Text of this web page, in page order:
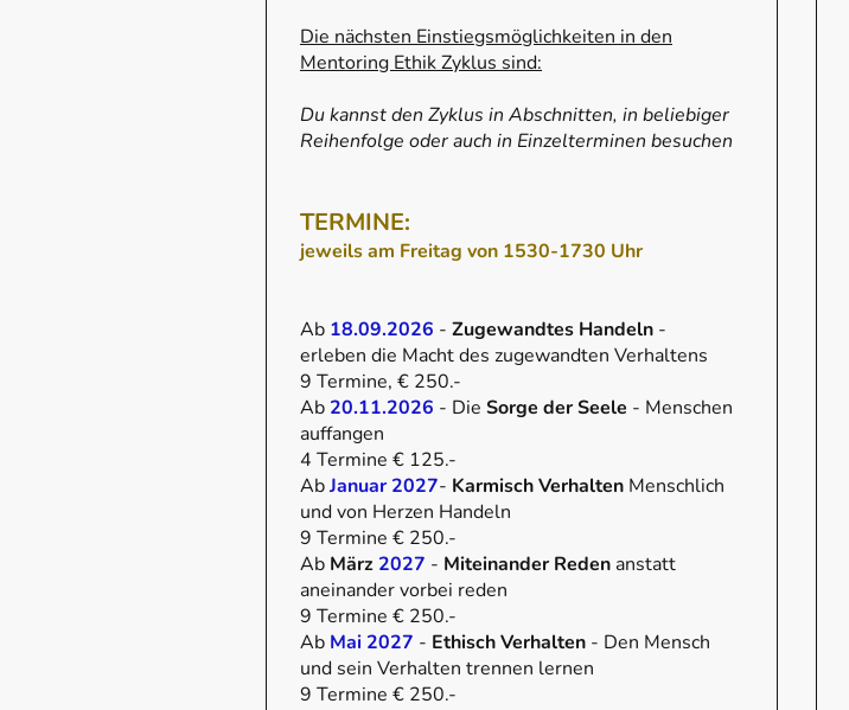
Die nächsten Einstiegsmöglichkeiten in den
Mentoring Ethik Zyklus sind:
Du kannst den Zyklus in Abschnitten, in beliebiger
Reihenfolge oder auch in Einzelterminen besuchen
TERMINE:
jeweils am Freitag von 1530-1730 Uhr
Ab 18.09.2026 - Zugewandtes Handeln -
erleben die Macht des zugewandten Verhaltens
9 Termine, € 250.-
Ab 20.11.2026 - Die Sorge der Seele - Menschen
auffangen
4 Termine € 125.-
AbJanuar 2027- Karmisch Verhalten Menschlich
und von Herzen Handeln
9 Termine € 250.-
Ab März 2027 - Miteinander Reden anstatt
aneinander vorbei reden
9 Termine € 250.-
Ab Mai 2027 - Ethisch Verhalten - Den Mensch
und sein Verhalten trennen lernen
9 Termine € 250.-